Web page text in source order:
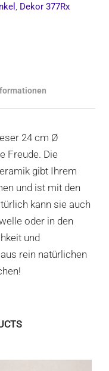
, Dekor 377Rx
24 cm Ø
Freude. Die
gibt Ihrem
und ist mit den
kann sie auch
oder in den
und
rein natürlichen